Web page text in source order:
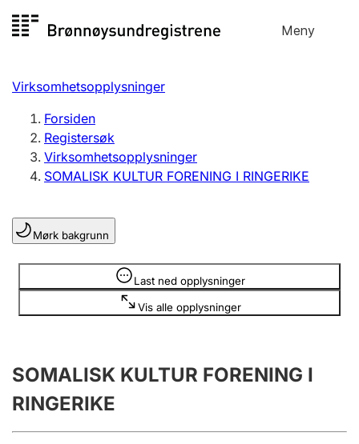
til
Meny
Registersøk
Aksjeselskap
Enkeltpersonforetak
Registrere, endre, slette
Lag og forening
Registrere, endre, slette
Årsregnskap
Innsending og forsinkelsesgebyr
Virksomhetsopplysninger
Forsiden
Registersøk
Virksomhetsopplysninger
SOMALISK KULTUR FORENING I RINGERIKE
Mørk bakgrunn
Last ned opplysninger
Vis alle opplysninger
Opplysninger er skjult
SOMALISK KULTUR FORENING I
RINGERIKE